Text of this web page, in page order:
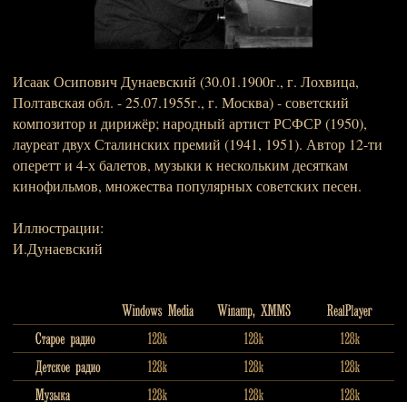
Исаак Осипович Дунаевский (30.01.1900г., г. Лохвица,
Полтавская обл. - 25.07.1955г., г. Москва) - советский
композитор и дирижёр; народный артист РСФСР (1950),
лауреат двух Сталинских премий (1941, 1951). Автор 12-ти
оперетт и 4-х балетов, музыки к нескольким десяткам
кинофильмов, множества популярных советских песен.
Иллюстрации:
И.Дунаевский